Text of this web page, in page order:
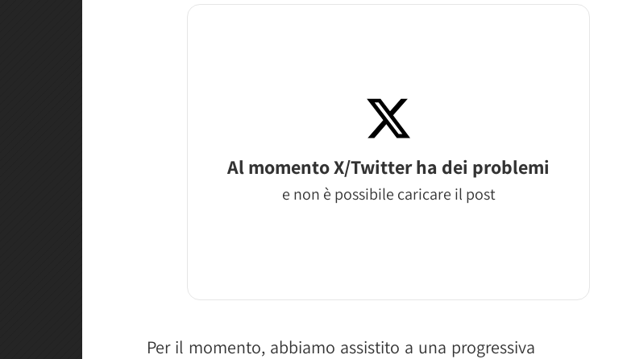
Al momento X/Twitter ha dei problemi
e non è possibile caricare il post
Per il momento, abbiamo assistito a una progressiva